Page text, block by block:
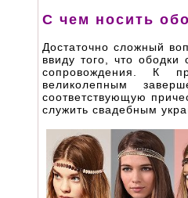
С чем носить
Достаточно сложный
ввиду того, что
сопровождения. К
великолепным
соответствующую
служить свадебным